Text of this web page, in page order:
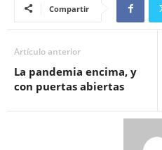
Compartir
Artículo anterior
La pandemia encima, y
con puertas abiertas